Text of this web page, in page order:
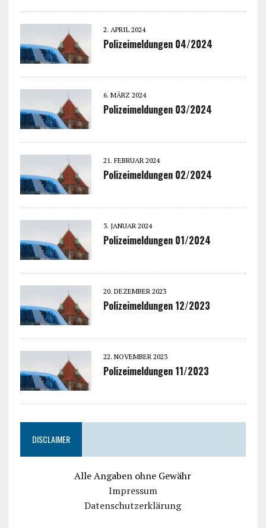
2. APRIL 2024
Polizeimeldungen 04/2024
6. MÄRZ 2024
Polizeimeldungen 03/2024
21. FEBRUAR 2024
Polizeimeldungen 02/2024
3. JANUAR 2024
Polizeimeldungen 01/2024
20. DEZEMBER 2023
Polizeimeldungen 12/2023
22. NOVEMBER 2023
Polizeimeldungen 11/2023
DISCLAIMER
Alle Angaben ohne Gewähr
Impressum
Datenschutzerklärung